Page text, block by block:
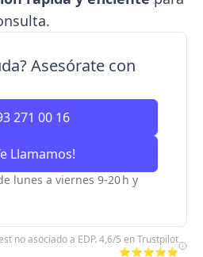
Asesórate con
271 00 16
Llamamos!
lunes a viernes 9-20 h y
no asociado a EDP. 4,6/5 en Trustpilot
⭐⭐⭐⭐⭐